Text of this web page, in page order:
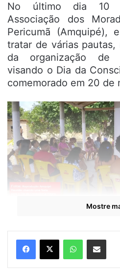
No último dia 10
Associação dos
Pericumã (Amquipé),
tratar de várias pautas,
da organização de
visando o Dia da
comemorado em 20 de
“Resolvemos que no
um dia de atividades
manhã teremos uma
Mostre